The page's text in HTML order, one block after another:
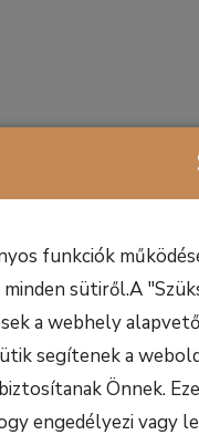
funkciók
sütiről.A
a webhely
segítenek a
Önnek.
engedélyezi